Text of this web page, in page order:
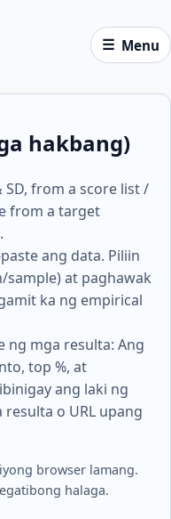
Menu
hakbang)
from a score list /
from a target
ang data. Piliin
sample) at paghawak
ka ng empirical
ng mga resulta: Ang
top %, at
ang laki ng
o URL upang
browser lamang.
halaga.